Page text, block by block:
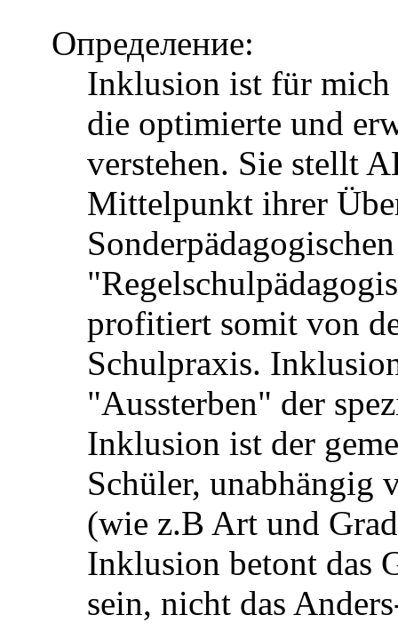
Определение:
Inklusion ist für mich
die optimierte und
verstehen. Sie stellt
Mittelpunkt ihrer
profitiert somit von
Schulpraxis.
"Aussterben" der
Inklusion ist der
Schüler, unabhängig
(wie z.B Art und
Inklusion betont das
sein, nicht das